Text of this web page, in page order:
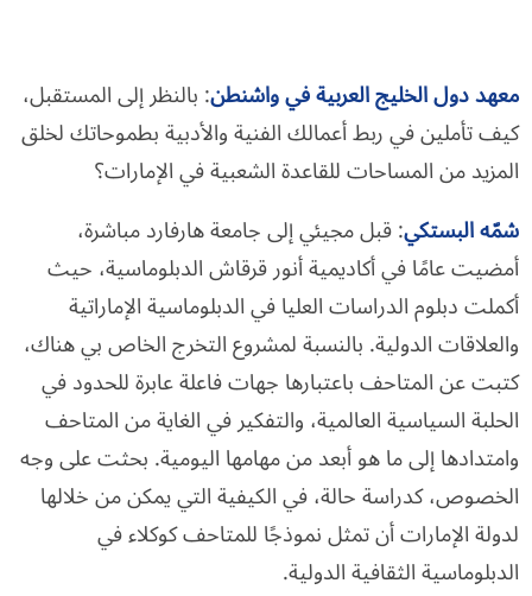
معهد دول الخليج العربية في واشنطن: بالنظر إلى المستقبل،
كيف تأملين في ربط أعمالك الفنية والأدبية بطموحاتك لخلق
المزيد من المساحات للقاعدة الشعبية في الإمارات؟
شمّه البستكي: قبل مجيئي إلى جامعة هارفارد مباشرة،
أمضيت عامًا في أكاديمية أنور قرقاش الدبلوماسية، حيث
أكملت دبلوم الدراسات العليا في الدبلوماسية الإماراتية
والعلاقات الدولية. بالنسبة لمشروع التخرج الخاص بي هناك،
كتبت عن المتاحف باعتبارها جهات فاعلة عابرة للحدود في
الحلبة السياسية العالمية، والتفكير في الغاية من المتاحف
وامتدادها إلى ما هو أبعد من مهامها اليومية. بحثت على وجه
الخصوص، كدراسة حالة، في الكيفية التي يمكن من خلالها
لدولة الإمارات أن تمثل نموذجًا للمتاحف كوكلاء في
الدبلوماسية الثقافية الدولية.